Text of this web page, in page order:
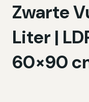
Zwarte
Liter |
60×90